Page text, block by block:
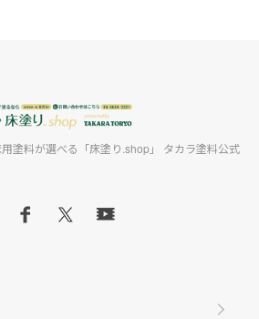
塗料が選べる「床塗り.shop」 タカラ塗料公式